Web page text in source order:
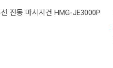
진동 마시지건 HMG-JE3000P